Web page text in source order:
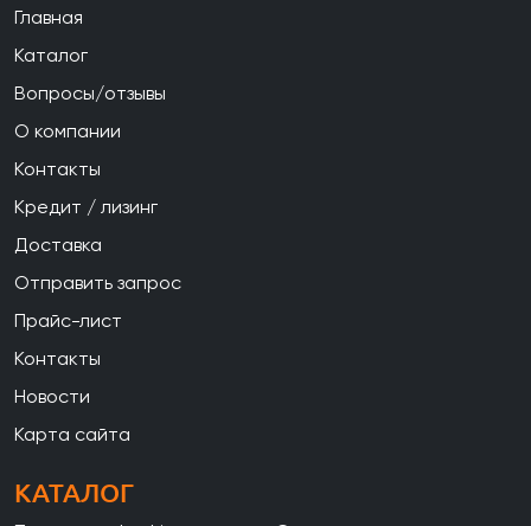
Главная
Каталог
Вопросы/отзывы
О компании
Контакты
Кредит / лизинг
Доставка
Отправить запрос
Прайс-лист
Контакты
Новости
Карта сайта
КАТАЛОГ